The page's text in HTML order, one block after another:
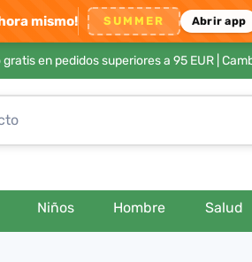
mismo! SUMMER Abrir app
gratis en pedidos superiores a 95 EUR|
Niños Hombre Salud